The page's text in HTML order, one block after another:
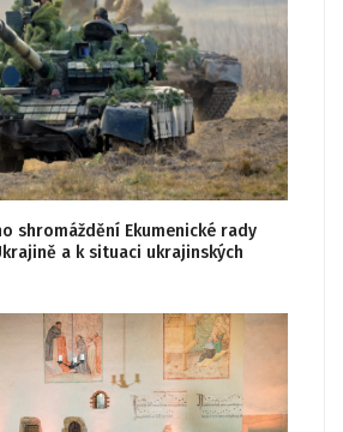
shromáždění Ekumenické rady
a k situaci ukrajinských